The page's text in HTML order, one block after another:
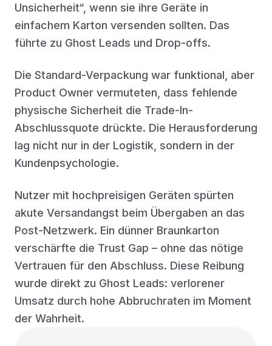
Unsicherheit“, wenn sie ihre Geräte in
einfachem Karton versenden sollten. Das
führte zu Ghost Leads und Drop-offs.
Die Standard-Verpackung war funktional, aber
Product Owner vermuteten, dass fehlende
physische Sicherheit die Trade-In-
Abschlussquote drückte. Die Herausforderung
lag nicht nur in der Logistik, sondern in der
Kundenpsychologie.
Nutzer mit hochpreisigen Geräten spürten
akute Versandangst beim Übergaben an das
Post-Netzwerk. Ein dünner Braunkarton
verschärfte die Trust Gap – ohne das nötige
Vertrauen für den Abschluss. Diese Reibung
wurde direkt zu Ghost Leads: verlorener
Umsatz durch hohe Abbruchraten im Moment
der Wahrheit.